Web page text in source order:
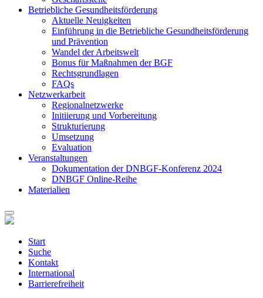
Betriebliche Gesundheitsförderung
Aktuelle Neuigkeiten
Einführung in die Betriebliche Gesundheitsförderung
und Prävention
Wandel der Arbeitswelt
Bonus für Maßnahmen der BGF
Rechtsgrundlagen
FAQs
Netzwerkarbeit
Regionalnetzwerke
Initiierung und Vorbereitung
Strukturierung
Umsetzung
Evaluation
Veranstaltungen
Dokumentation der DNBGF-Konferenz 2024
DNBGF Online-Reihe
Materialien
Start
Suche
Kontakt
International
Barrierefreiheit